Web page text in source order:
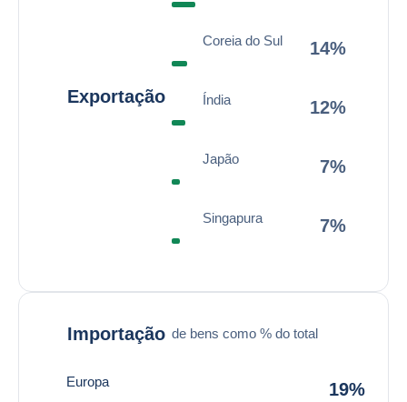
Exportação
Coreia do Sul 14%
Índia 12%
Japão 7%
Singapura 7%
Importação de bens como % do total
Europa 19%